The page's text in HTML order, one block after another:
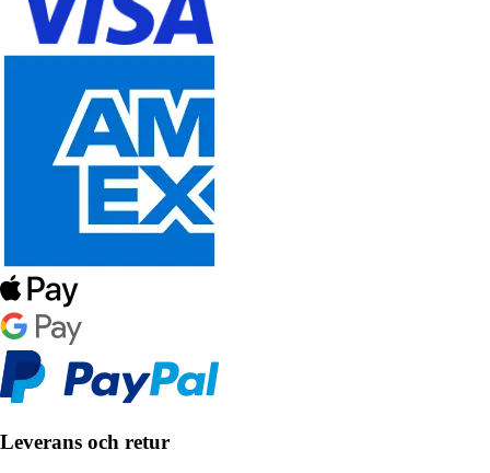
Leverans och retur